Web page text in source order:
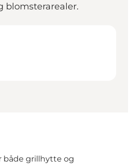
blomsterarealer.
grillhytte og